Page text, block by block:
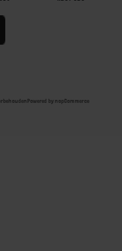
Powered by nopCommerce